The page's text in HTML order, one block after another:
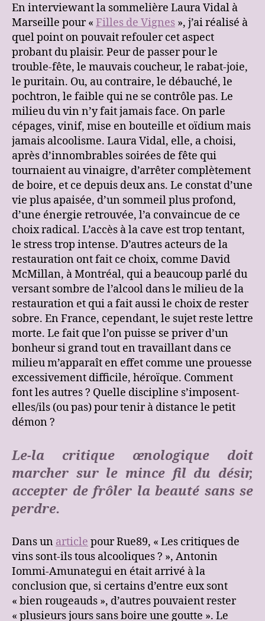
En interviewant la sommelière Laura Vidal à
Marseille pour « Filles de Vignes », j’ai réalisé à
quel point on pouvait refouler cet aspect
probant du plaisir. Peur de passer pour le
trouble-fête, le mauvais coucheur, le rabat-joie,
le puritain. Ou, au contraire, le débauché, le
pochtron, le faible qui ne se contrôle pas. Le
milieu du vin n’y fait jamais face. On parle
cépages, vinif, mise en bouteille et oïdium mais
jamais alcoolisme. Laura Vidal, elle, a choisi,
après d’innombrables soirées de fête qui
tournaient au vinaigre, d’arrêter complètement
de boire, et ce depuis deux ans. Le constat d’une
vie plus apaisée, d’un sommeil plus profond,
d’une énergie retrouvée, l’a convaincue de ce
choix radical. L’accès à la cave est trop tentant,
le stress trop intense. D’autres acteurs de la
restauration ont fait ce choix, comme David
McMillan, à Montréal, qui a beaucoup parlé du
versant sombre de l’alcool dans le milieu de la
restauration et qui a fait aussi le choix de rester
sobre. En France, cependant, le sujet reste lettre
morte. Le fait que l’on puisse se priver d’un
bonheur si grand tout en travaillant dans ce
milieu m’apparaît en effet comme une prouesse
excessivement difficile, héroïque. Comment
font les autres ? Quelle discipline s’imposent-
elles/ils (ou pas) pour tenir à distance le petit
démon ?
Le-la critique œnologique doit
marcher sur le mince fil du désir,
accepter de frôler la beauté sans se
perdre.
Dans un article pour Rue89, « Les critiques de
vins sont-ils tous alcooliques ? », Antonin
Iommi-Amunategui en était arrivé à la
conclusion que, si certains d’entre eux sont
« bien rougeauds », d’autres pouvaient rester
« plusieurs jours sans boire une goutte ». Le